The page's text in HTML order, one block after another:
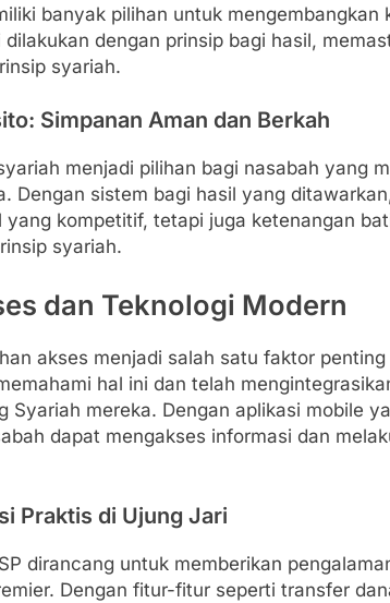
banyak pilihan untuk mengembangkan
dengan prinsip bagi hasil,
syariah.
Simpanan Aman dan Berkah
menjadi pilihan bagi nasabah yang
Dengan sistem bagi hasil yang
yang kompetitif, tetapi juga ketenangan
syariah.
dan Teknologi Modern
akses menjadi salah satu faktor
hal ini dan telah
Syariah mereka. Dengan aplikasi mobile
dapat mengakses informasi dan
Praktis di Ujung Jari
dirancang untuk memberikan
Dengan fitur-fitur seperti transfer